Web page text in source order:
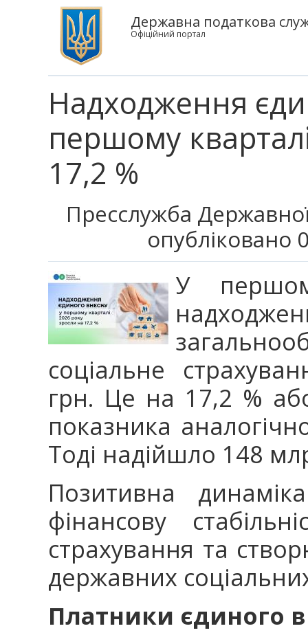
Державна податкова
Офіційний портал
Надходження
першому
17,2 %
Пресслужба
опубліковано
У
соціальне
грн. Це на 17,2 %
показника
Тоді надійшло 148
Позитивна
фінансову
страхування та
державних
Платники єдиного